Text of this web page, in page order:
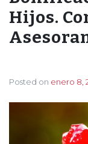
Hijos.
Posted on enero 8,